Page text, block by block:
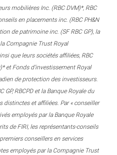
mobilières Inc. (RBC DVM)*, RBC
en placements inc. (RBC PH&N
de patrimoine inc. (SF RBC GP), la
Compagnie Trust Royal
que leurs sociétés affiliées, RBC
et Fonds d’investissement Royal
de protection des investisseurs.
GP, RBCPD et la Banque Royale du
distinctes et affiliées. Par « conseiller
employés par la Banque Royale
de FIRI, les représentants-conseils
conseillers en services
employés par la Compagnie Trust